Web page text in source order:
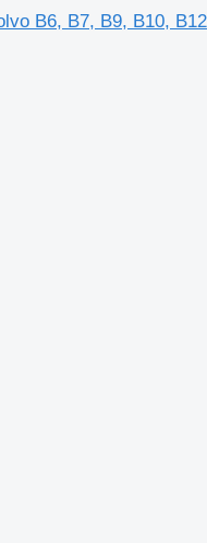
B6, B7, B9, B10, B12